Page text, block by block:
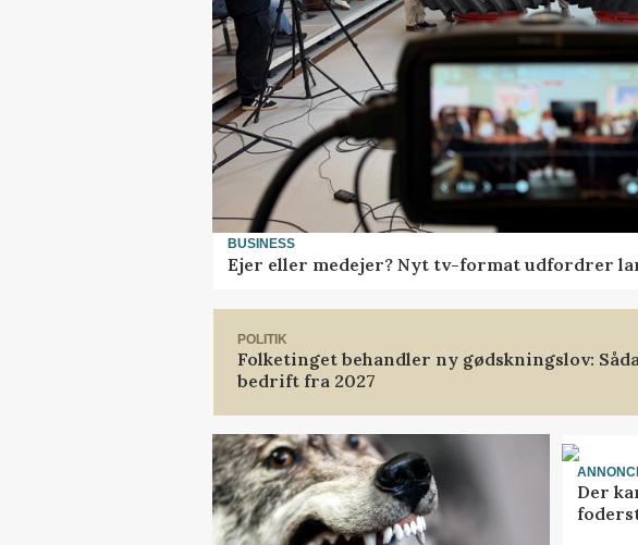
BUSINESS
Ejer eller medejer? Nyt tv-format udfordrer
POLITIK
Folketinget behandler ny gødskningslov:
bedrift fra 2027
Der